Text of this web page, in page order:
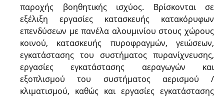
παροχής βοηθητικής ισχύος. Βρίσκονται σε
εξέλιξη εργασίες κατασκευής κατακόρυφων
επενδύσεων με πανέλα αλουμινίου στους χώρους
κοινού, κατασκευής πυροφραγμών, γειώσεων,
εγκατάστασης του συστήματος πυρανίχνευσης,
εργασίες εγκατάστασης αεραγωγών και
εξοπλισμού του συστήματος αερισμού /
κλιματισμού, καθώς και εργασίες εγκατάστασης